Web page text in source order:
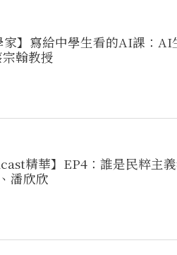
家】寫給中學生看的AI課：AI
翰教授
精華】EP4：誰是民粹主
潘欣欣